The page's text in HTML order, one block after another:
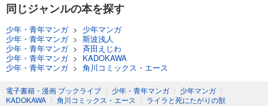
同じジャンルの本を探す
少年・青年マンガ> 少年マンガ
少年・青年マンガ> 斯波浅人
少年・青年マンガ> 斉田えじわ
少年・青年マンガ> KADOKAWA
少年・青年マンガ> 角川コミックス・エース
電子書籍・漫画 ブックライブ 〉 少年・青年マンガ 〉 少年マンガ 〉
KADOKAWA 〉 角川コミックス・エース 〉 ライラと死にたがりの獣